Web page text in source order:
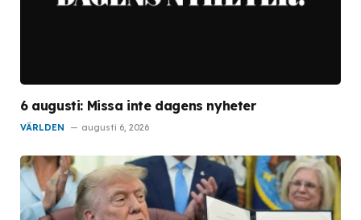
6 augusti: Missa inte dagens nyheter
VÄRLDEN augusti 6, 2026